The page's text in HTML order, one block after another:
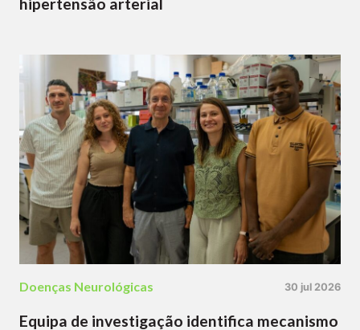
Doenças Neurológicas 30 jul 2026
Equipa de investigação identifica mecanismo